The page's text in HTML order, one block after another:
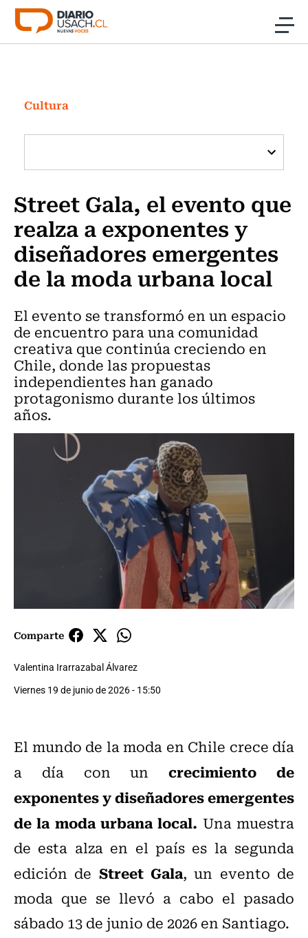
Click acá para ir directamente al contenido
Investigación
Cultura
Programas Radio y TV Usach
Cultura
Street Gala, el evento que
realza a exponentes y
diseñadores emergentes
de la moda urbana local
El evento se transformó en un espacio
de encuentro para una comunidad
creativa que continúa creciendo en
Chile, donde las propuestas
independientes han ganado
protagonismo durante los últimos
años.
Comparte
Valentina Irarrazabal Álvarez
Viernes 19 de junio de 2026 - 15:50
El mundo de la moda en Chile crece día
a día con uncrecimiento de
exponentes y diseñadores emergentes
de la moda urbana local. Una muestra
de esta alza en el país es la segunda
edición de Street Gala, un evento de
moda que se llevó a cabo el pasado
sábado 13 de junio de 2026 en Santiago.